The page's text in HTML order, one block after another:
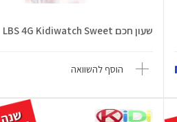
שעון חכם LBS 4G Kidiwatch Sweet
הוסף להשוואה